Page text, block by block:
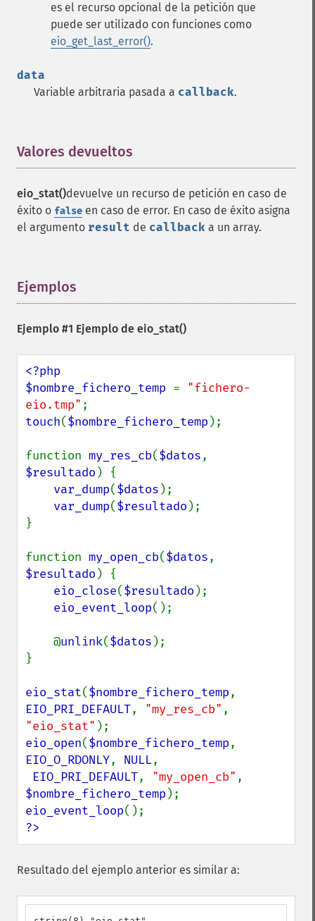
es el recurso opcional de la petición que
puede ser utilizado con funciones como
eio_get_last_error().
data
Variable arbitraria pasada a callback.
Valores devueltos
eio_stat()devuelve un recurso de petición en caso de
éxito o false en caso de error. En caso de éxito asigna
el argumento result de callback a un array.
Ejemplos
Ejemplo #1 Ejemplo de eio_stat()
<?php
$nombre_fichero_temp = "fichero-
eio.tmp"
touch($nombre_fichero_temp );
function my_res_cb($datos
$resultado ) {
var_dump($datos );
var_dump($resultado );
}
function my_open_cb($datos
$resultado ) {
eio_close($resultado );
eio_event_loop();
    @
unlink($datos );
}
eio_stat($nombre_fichero_temp
EIO_PRI_DEFAULT, "my_res_cb"
"eio_stat"
eio_open($nombre_fichero_temp
EIO_O_RDONLY, NULL,
EIO_PRI_DEFAULT, "my_open_cb"
$nombre_fichero_temp
eio_event_loop
?>
Resultado del ejemplo anterior es similar a: